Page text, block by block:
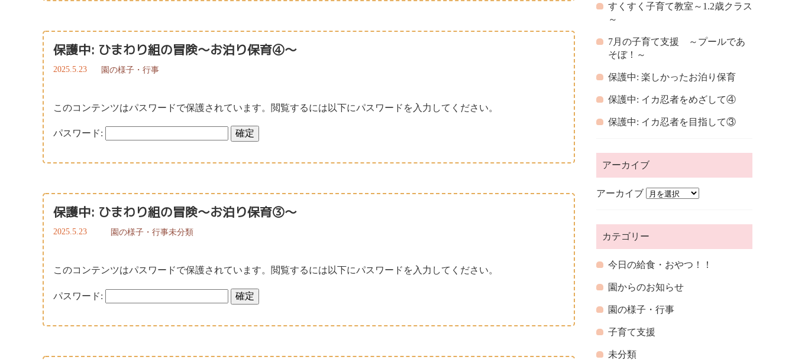
保護中: ひまわり組の冒険～お泊り保育④～
2025.5.23 園の様子・行事
このコンテンツはパスワードで保護されています。閲覧するには以下にパスワードを入力してください。
パスワード:
保護中: ひまわり組の冒険～お泊り保育③～
2025.5.23 園の様子・行事未分類
このコンテンツはパスワードで保護されています。閲覧するには以下にパスワードを入力してください。
パスワード:
すくすく子育て教室～1.2歳クラス
～
7月の子育て支援 ～プールであ
そぼ！～
保護中: 楽しかったお泊り保育
保護中: イカ忍者をめざして④
保護中: イカ忍者を目指して③
アーカイブ
アーカイブ
カテゴリー
今日の給食・おやつ！！
園からのお知らせ
園の様子・行事
子育て支援
未分類